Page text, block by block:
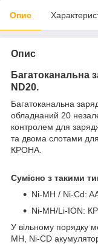
Опис
Опис
Багатоканальна
ND20.
Багатоканальна
обладнаний 20
контролем для
та двома слотами
КРОНА.
Сумісно з такими
Ni-MH / Ni-Cd:
Ni-MH/Li-ION:
У вільному порядку
MH, Ni-CD